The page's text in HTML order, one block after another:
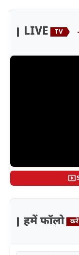
LIVE TV
smart_display
हमें फॉलो करें